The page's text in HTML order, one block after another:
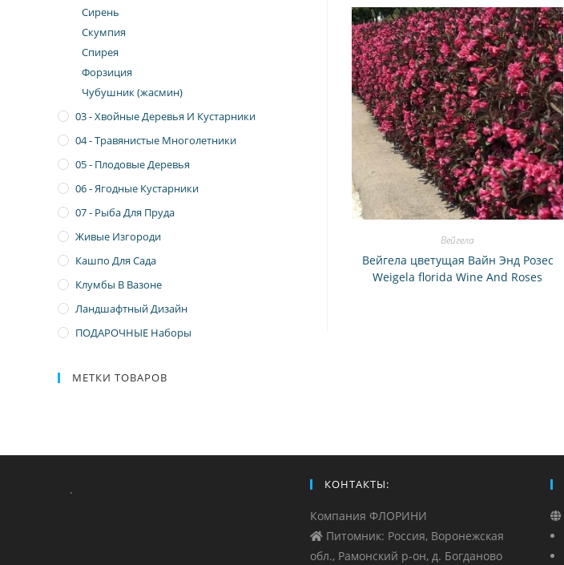
Вейгела
Вейгела цветущая Вайн Энд Розес
Weigela florida Wine And Roses
Сирень
Скумпия
Спирея
Форзиция
Чубушник (жасмин)
03 - Хвойные Деревья И Кустарники
04 - Травянистые Многолетники
05 - Плодовые Деревья
06 - Ягодные Кустарники
07 - Рыба Для Пруда
Живые Изгороди
Кашпо Для Сада
Клумбы В Вазоне
Ландшафтный Дизайн
ПОДАРОЧНЫЕ Наборы
МЕТКИ ТОВАРОВ
. КОНТАКТЫ:
Компания ФЛОРИНИ
Питомник: Россия, Воронежская
обл., Рамонский р-он, д. Богданово